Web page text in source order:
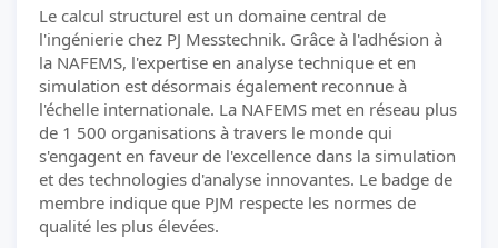
Le calcul structurel est un domaine central de
l'ingénierie chez PJ Messtechnik. Grâce à l'adhésion à
la NAFEMS, l'expertise en analyse technique et en
simulation est désormais également reconnue à
l'échelle internationale. La NAFEMS met en réseau plus
de 1 500 organisations à travers le monde qui
s'engagent en faveur de l'excellence dans la simulation
et des technologies d'analyse innovantes. Le badge de
membre indique que PJM respecte les normes de
qualité les plus élevées.